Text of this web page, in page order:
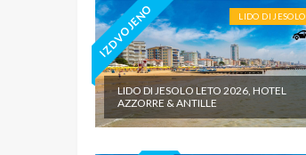
IZDVOJENO LIDO DI JESOLO
LIDO DI JESOLO LETO 2026, HOTEL
AZZORRE & ANTILLE